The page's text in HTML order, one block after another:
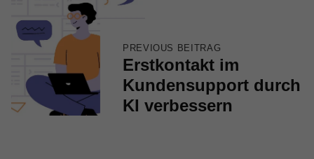
PREVIOUS BEITRAG
Erstkontakt im
Kundensupport durch
KI verbessern